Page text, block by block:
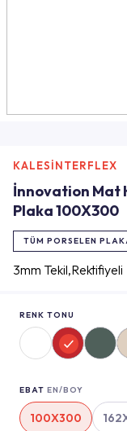
KALESİNTERFLEX
İnnovation Mat
Plaka 100X300
TÜM PORSELEN
3mm Tekil,Rektifiyeli
RENK TONU
EBAT EN/BOY
100X300